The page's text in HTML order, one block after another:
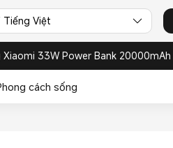
Tiếng Việt
33W Power Bank 20000mAh
cách sống